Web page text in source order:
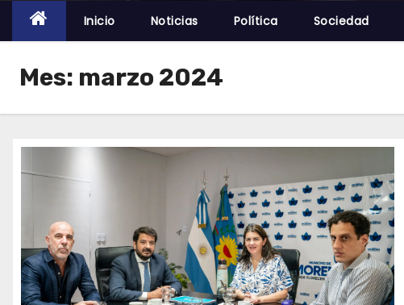
Inicio Noticias Política Sociedad
Mes: marzo 2024